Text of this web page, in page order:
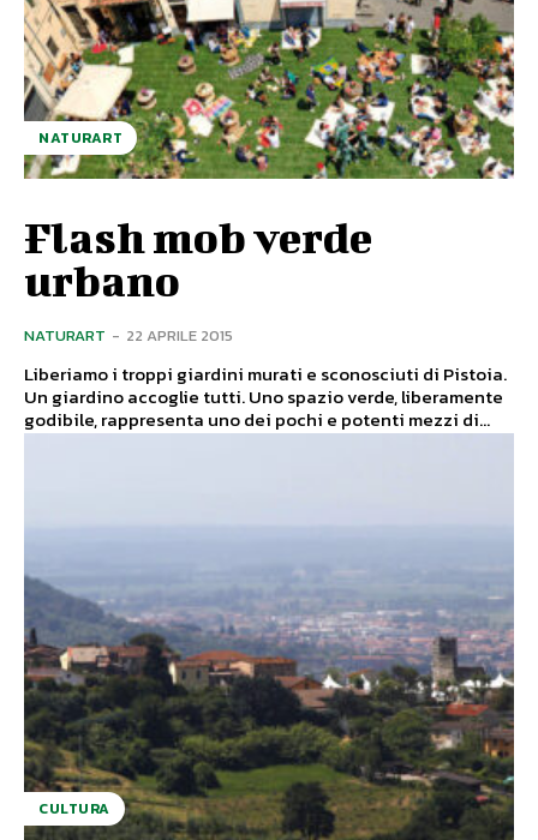
NATURART
Flash mob verde
urbano
NATURART - 22 APRILE 2015
Liberiamo i troppi giardini murati e sconosciuti di Pistoia.
Un giardino accoglie tutti. Uno spazio verde, liberamente
godibile, rappresenta uno dei pochi e potenti mezzi di...
CULTURA